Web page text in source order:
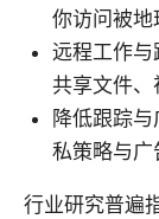
你访问被地
远程工作与
共享文件、
降低跟踪
私策略与广
行业研究普遍